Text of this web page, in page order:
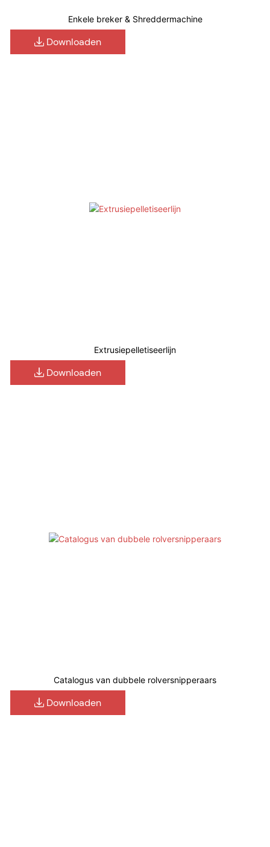
Enkele breker & Shreddermachine
Downloaden
Extrusiepelletiseerlijn
Downloaden
Catalogus van dubbele rolversnipperaars
Downloaden